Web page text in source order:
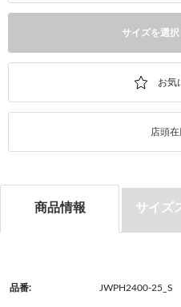
サイズを選
店頭
商品情報 サイズ
品番: JWPH2400-25_S